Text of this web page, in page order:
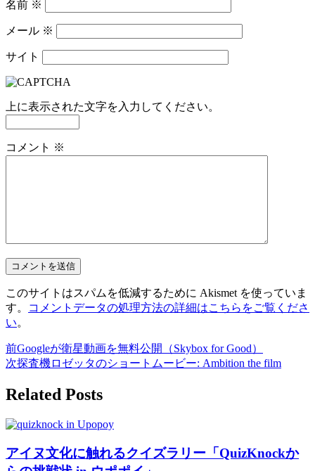
名前 ※
メール ※
サイト
上に表示された文字を入力してください。
コメント ※
このサイトはスパムを低減するために Akismet を使っていま
す。
コメントデータの処理方法の詳細はこちらをご覧くださ
い。
前Googleが衛星動画を無料公開（Skybox for Good）
次探査機ロゼッタのショートムービー: Ambition the film
Related Posts
アイヌ文化に触れるクイズラリー「QuizKnockか